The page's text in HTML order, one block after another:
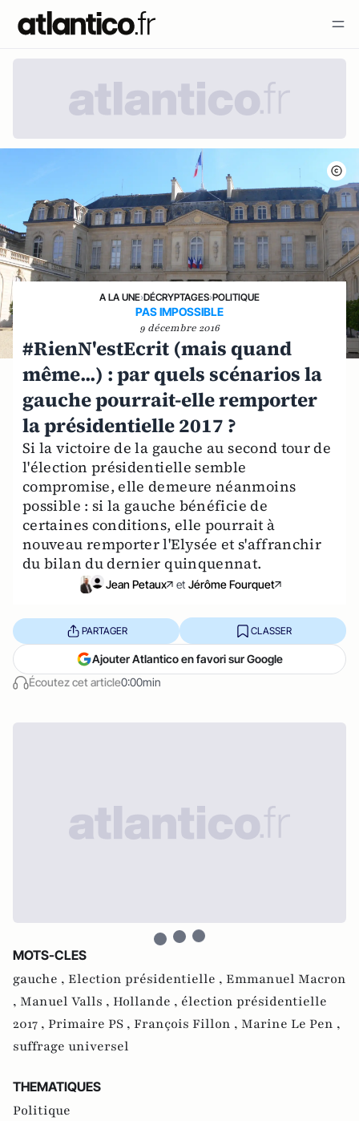
A LA UNE›DÉCRYPTAGES›POLITIQUE
PAS IMPOSSIBLE
9 décembre 2016
#RienN'estEcrit (mais quand
même...) : par quels scénarios la
gauche pourrait-elle remporter
la présidentielle 2017 ?
Si la victoire de la gauche au second tour de
l'élection présidentielle semble
compromise, elle demeure néanmoins
possible : si la gauche bénéficie de
certaines conditions, elle pourrait à
nouveau remporter l'Elysée et s'affranchir
du bilan du dernier quinquennat.
Jean Petaux et Jérôme Fourquet
Écoutez cet article0:00min
PARTAGER CLASSER
Ajouter Atlantico en favori sur Google
MOTS-CLES
gauche , Election présidentielle , Emmanuel Macron
, Manuel Valls , Hollande , élection présidentielle
2017 , Primaire PS , François Fillon , Marine Le Pen ,
suffrage universel
THEMATIQUES
Politique